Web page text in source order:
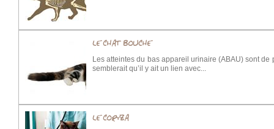
LE CHAT BOUCHE
Les atteintes du bas appareil urinaire (ABAU) sont
semblerait qu’il y ait un lien avec...
LE CORYZA